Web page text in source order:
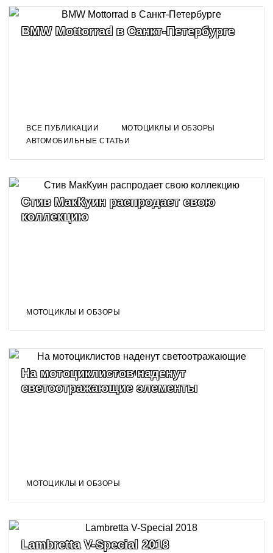
BMW Mottorrad в Санкт-Петербурге
ВСЕ ПУБЛИКАЦИИ
МОТОЦИКЛЫ И ОБЗОРЫ
АВТОМОБИЛЬНЫЕ СТАТЬИ
Стив МакКуин распродает свою
коллекцию
МОТОЦИКЛЫ И ОБЗОРЫ
На мотоциклистов наденут
светоотражающие элементы
МОТОЦИКЛЫ И ОБЗОРЫ
Lambretta V-Special 2018